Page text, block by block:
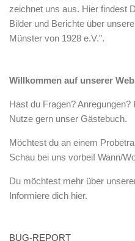
zeichnet uns aus. Hier findest
Bilder und Berichte über
Münster von 1928 e.V.".
Willkommen auf unserer
Hast du Fragen? Anregungen?
Nutze gern unser Gästebuch.
Möchtest du an einem
Schau bei uns vorbei! Wann/
Du möchtest mehr über
Informiere dich hier.
BUG-REPORT